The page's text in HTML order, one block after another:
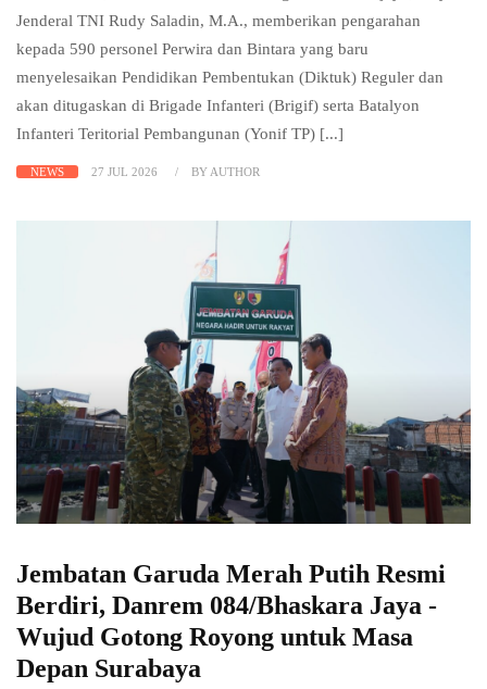
Jenderal TNI Rudy Saladin, M.A., memberikan pengarahan
kepada 590 personel Perwira dan Bintara yang baru
menyelesaikan Pendidikan Pembentukan (Diktuk) Reguler dan
akan ditugaskan di Brigade Infanteri (Brigif) serta Batalyon
Infanteri Teritorial Pembangunan (Yonif TP) [...]
NEWS 27 JUL 2026 BY AUTHOR
Jembatan Garuda Merah Putih Resmi
Berdiri, Danrem 084/Bhaskara Jaya -
Wujud Gotong Royong untuk Masa
Depan Surabaya